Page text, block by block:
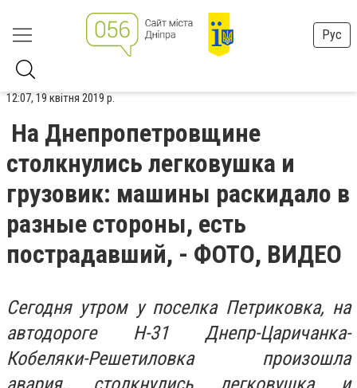
Рус
12:07, 19 квітня 2019 р.
На Днепропетровщине
столкнулись легковушка и
грузовик: машины раскидало в
разные стороны, есть
пострадавший, - ФОТО, ВИДЕО
Сегодня утром у поселка Петриковка, на
автодороге Н-31 Днепр-Царичанка-
Кобеляки-Решетиловка произошла